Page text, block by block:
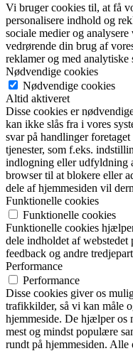
Vi bruger cookies til, at få
personalisere indhold og
sociale medier og
vedrørende din brug af
reklamer og med analytiske
Nødvendige cookies
Nødvendige cookies
Altid aktiveret
Disse cookies er
kan ikke slås fra i vores
svar på handlinger
tjenester, som f.eks.
indlogning eller udfyldning
browser til at blokere eller
dele af hjemmesiden vil
Funktionelle cookies
Funktionelle cookies
Funktionelle cookies
dele indholdet af webstedet
feedback og andre
Performance
Performance
Disse cookies giver os
trafikkilder, så vi kan måle
hjemmeside. De hjælper os
mest og mindst populære
rundt på hjemmesiden. Alle